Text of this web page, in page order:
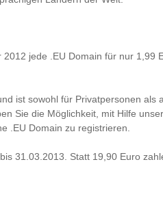
jede .EU Domain für nur 1,99
ist sowohl für Privatpersonen als
Sie die Möglichkeit, mit Hilfe
.EU Domain zu registrieren.
31.03.2013. Statt 19,90 Euro